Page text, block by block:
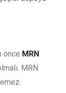
önce MRN
MRN